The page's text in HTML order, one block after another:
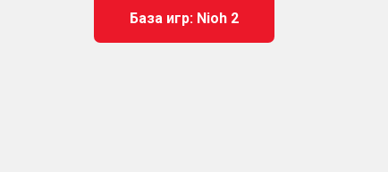
База игр: Nioh 2